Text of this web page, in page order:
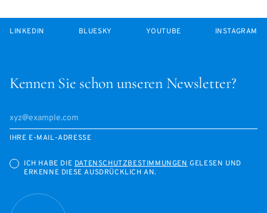
Kennen Sie schon unseren Newsletter?
IHRE E-MAIL-ADRESSE
ICH HABE DIE DATENSCHUTZBESTIMMUNGEN GELESEN UND
ERKENNE DIESE AUSDRÜCKLICH AN.
LINKEDIN BLUESKY YOUTUBE INSTAGRAM